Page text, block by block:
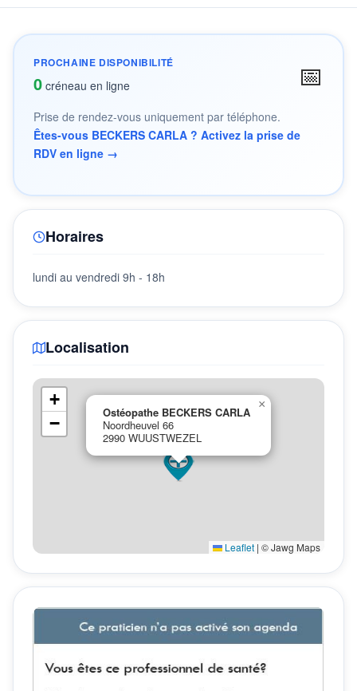
PROCHAINE DISPONIBILITÉ
0 créneau en ligne 📅
Prise de rendez-vous uniquement par téléphone.
Êtes-vous BECKERS CARLA ? Activez la prise de
RDV en ligne →
Horaires
lundi au vendredi 9h - 18h
Localisation
Ostéopathe BECKERS CARLA
Noordheuvel 66
2990 WUUSTWEZEL
×
+
−
Leaflet | © Jawg Maps